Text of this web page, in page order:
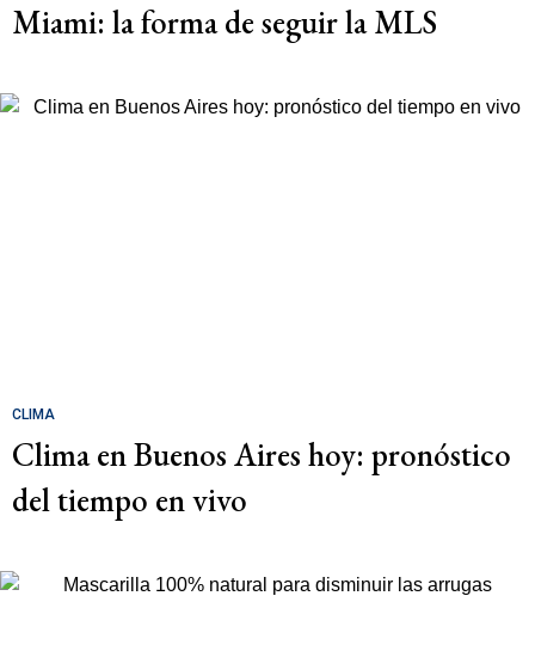
Miami: la forma de seguir la MLS
CLIMA
Clima en Buenos Aires hoy: pronóstico
del tiempo en vivo